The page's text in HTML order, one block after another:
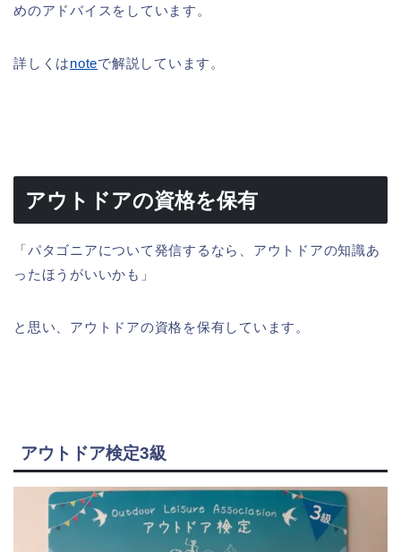
めのアドバイスをしています。
詳しくはnoteで解説しています。
アウトドアの資格を保有
「パタゴニアについて発信するなら、アウトドアの知識あ
ったほうがいいかも」
と思い、アウトドアの資格を保有しています。
アウトドア検定3級